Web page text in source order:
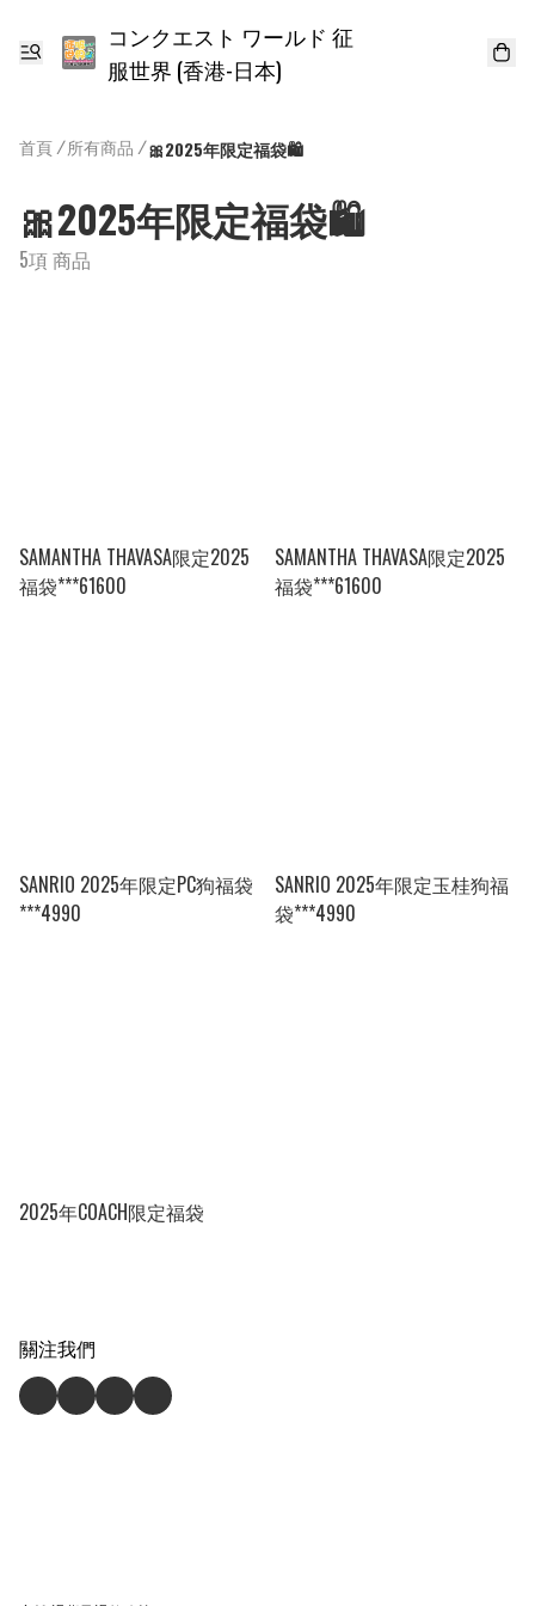
コンクエスト ワールド 征
服世界 (香港-日本)
首頁/所有商品 /🎀2025年限定福袋🛍
🎀2025年限定福袋🛍
5項 商品
SAMANTHA THAVASA限定2025
福袋***61600
SAMANTHA THAVASA限定2025
福袋***61600
SANRIO 2025年限定PC狗福袋
***4990
SANRIO 2025年限定玉桂狗福
袋***4990
2025年COACH限定福袋
關注我們